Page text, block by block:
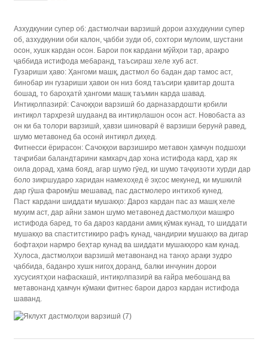
Азхудкунии супер об: дастмолчаи варзишӣ дорои азхудкунии супер
об, азхудкунии оби калон, ҷабби зуди об, сохтори мулоим, шустани
осон, хушк кардан осон. Барои пок кардани мӯйҳои тар, арақро
ҷаббида истифода мебаранд, таъсираш хеле хуб аст.
Гузариши ҳаво: Ҳангоми машқ, дастмол бо бадан дар тамос аст,
бинобар ин гузариши ҳавои он низ бояд таъсири қавитар дошта
бошад, то бароҳатӣ ҳангоми машқ таъмин карда шавад.
Интиқолпазирӣ: Сачоқҳои варзишӣ бо дарназардошти қобили
интиқол тарҳрезӣ шудаанд ва интиқолашон осон аст. Новобаста аз
он ки ба толори варзишӣ, ҳавзи шиноварӣ ё варзиши берунӣ равед,
шумо метавонед ба осонӣ интиқол диҳед.
Фитнесси ёрирасон: Сачоқҳои варзиширо метавон ҳамчун подшоҳи
таҷрибаи баландтарини камхарҷ дар хона истифода кард, ҳар як
оила дорад, ҳама бояд, агар шумо гӯед, ки шумо таҷҳизоти хурди дар
боло зикршударо харидан намехоҳед ё эҳсос мекунед, ки мушкилӣ
дар гӯша фаромӯш мешавад, пас дастмолеро интихоб кунед.
Паст кардани шиддати мушакҳо: Дароз кардан пас аз машқ хеле
муҳим аст, дар айни замон шумо метавонед дастмолҳои машқро
истифода баред, то ба дароз кардани амиқ кӯмак кунад, то шиддати
мушакҳо ва спаститстикиро рафъ кунад, чандирии мушакҳо ва дигар
бофтаҳои нармро беҳтар кунад ва шиддати мушакҳоро кам кунад.
Хулоса, дастмолҳои варзишӣ метавонанд на танҳо арақи зудро
ҷаббида, баданро хушк нигоҳ доранд, балки инчунин дорои
хусусиятҳои нафаскашӣ, интиқолпазирӣ ва ғайра мебошанд ва
метавонанд ҳамчун кӯмаки фитнес барои дароз кардан истифода
шаванд.